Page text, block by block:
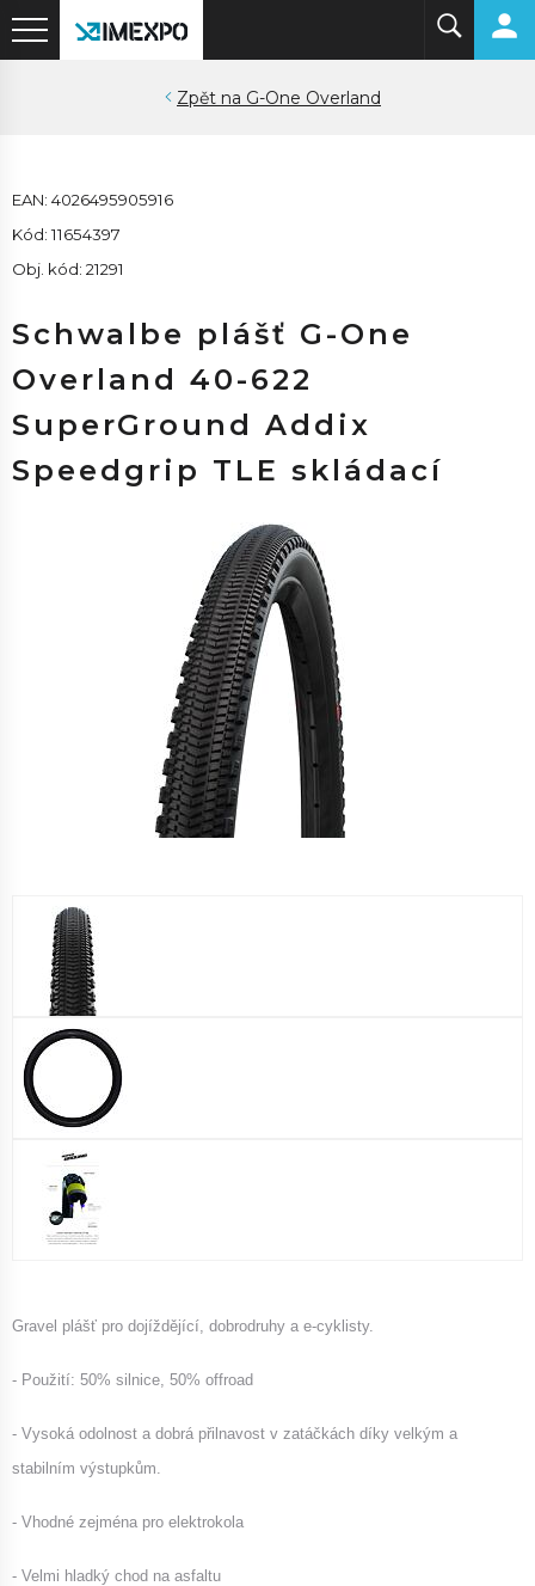
G-One Overland
EAN: 4026495905916
Kód: 11654397
Obj. kód: 21291
Schwalbe plášť G-One
Overland 40-622
SuperGround Addix
Speedgrip TLE skládací
Gravel plášť pro dojíždějící, dobrodruhy a e-cyklisty.
- Použití: 50% silnice, 50% offroad
- Vysoká odolnost a dobrá přilnavost v zatáčkách díky velkým a
stabilním výstupkům.
- Vhodné zejména pro elektrokola
- Velmi hladký chod na asfaltu